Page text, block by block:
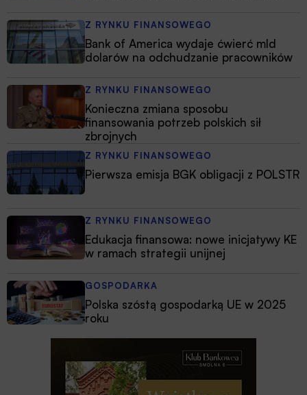
Z RYNKU FINANSOWEGO
Bank of America wydaje ćwierć mld
dolarów na odchudzanie pracowników
Z RYNKU FINANSOWEGO
Konieczna zmiana sposobu
finansowania potrzeb polskich sił
zbrojnych
Z RYNKU FINANSOWEGO
Pierwsza emisja BGK obligacji z POLSTR
Z RYNKU FINANSOWEGO
Edukacja finansowa: nowe inicjatywy KE
w ramach strategii unijnej
GOSPODARKA
Polska szóstą gospodarką UE w 2025
roku